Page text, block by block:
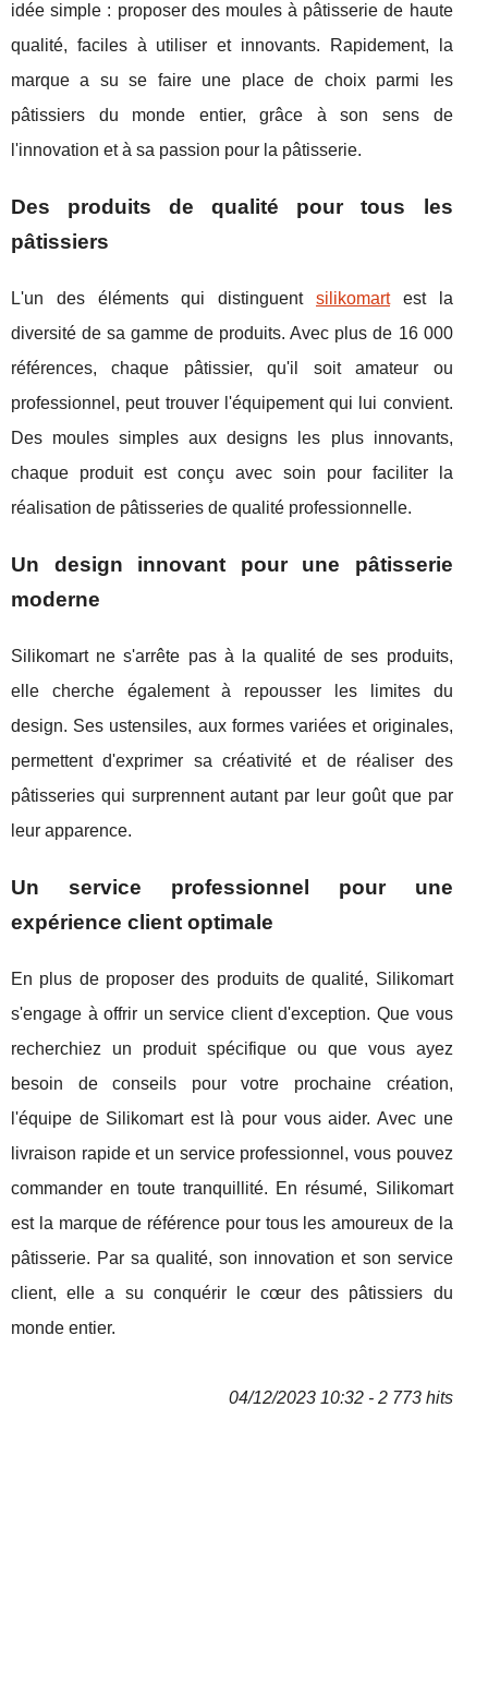
idée simple : proposer des moules à pâtisserie de haute
qualité, faciles à utiliser et innovants. Rapidement, la
marque a su se faire une place de choix parmi les
pâtissiers du monde entier, grâce à son sens de
l'innovation et à sa passion pour la pâtisserie.
Des produits de qualité pour tous les
pâtissiers
L'un des éléments qui distinguent silikomartest la
diversité de sa gamme de produits. Avec plus de 16 000
références, chaque pâtissier, qu'il soit amateur ou
professionnel, peut trouver l'équipement qui lui convient.
Des moules simples aux designs les plus innovants,
chaque produit est conçu avec soin pour faciliter la
réalisation de pâtisseries de qualité professionnelle.
Un design innovant pour une pâtisserie
moderne
Silikomart ne s'arrête pas à la qualité de ses produits,
elle cherche également à repousser les limites du
design. Ses ustensiles, aux formes variées et originales,
permettent d'exprimer sa créativité et de réaliser des
pâtisseries qui surprennent autant par leur goût que par
leur apparence.
Un service professionnel pour une
expérience client optimale
En plus de proposer des produits de qualité, Silikomart
s'engage à offrir un service client d'exception. Que vous
recherchiez un produit spécifique ou que vous ayez
besoin de conseils pour votre prochaine création,
l'équipe de Silikomart est là pour vous aider. Avec une
livraison rapide et un service professionnel, vous pouvez
commander en toute tranquillité. En résumé, Silikomart
est la marque de référence pour tous les amoureux de la
pâtisserie. Par sa qualité, son innovation et son service
client, elle a su conquérir le cœur des pâtissiers du
monde entier.
04/12/2023 10:32 - 2 773 hits